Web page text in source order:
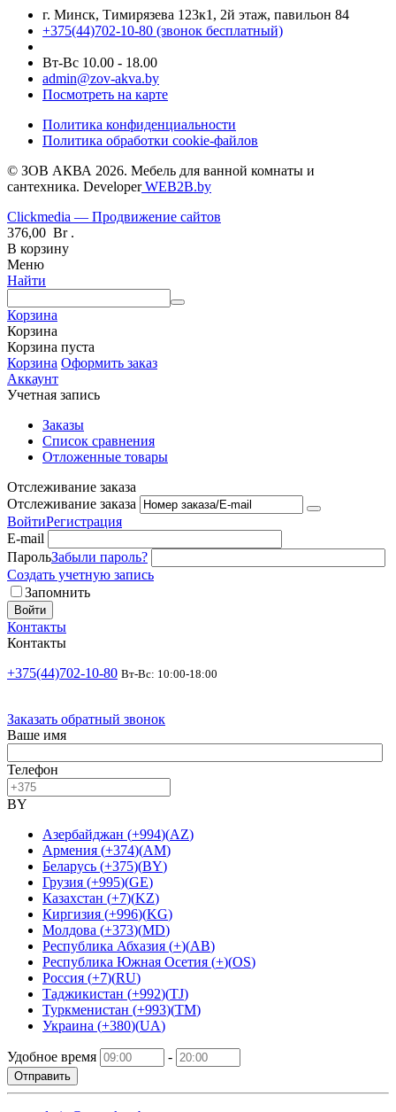
г. Минск, Тимирязева 123к1, 2й этаж, павильон 84
+375(44)702-10-80 (звонок бесплатный)
Вт-Вс 10.00 - 18.00
admin@zov-akva.by
Посмотреть на карте
Политика конфиденциальности
Политика обработки cookie-файлов
© ЗОВ АКВА 2026. Мебель для ванной комнаты и
сантехника. DeveloperWEB2B.by
Clickmedia — Продвижение сайтов
376,00 Br .
В корзину
Меню
Найти
Корзина
Корзина
Корзина пуста
Корзина Оформить заказ
Аккаунт
Учетная запись
Заказы
Список сравнения
Отложенные товары
Отслеживание заказа
Отслеживание заказа
ВойтиРегистрация
E-mail
ПарольЗабыли пароль?
Создать учетную запись
Запомнить
Войти
Контакты
Контакты
+375(44)702-10-80 Вт-Вс: 10:00-18:00
Заказать обратный звонок
Ваше имя
Телефон
BY
Азербайджан (+994)(AZ)
Армения (+374)(AM)
Беларусь (+375)(BY)
Грузия (+995)(GE)
Казахстан (+7)(KZ)
Киргизия (+996)(KG)
Молдова (+373)(MD)
Республика Абхазия (+)(AB)
Республика Южная Осетия (+)(OS)
Россия (+7)(RU)
Таджикистан (+992)(TJ)
Туркменистан (+993)(TM)
Украина (+380)(UA)
Удобное время -
Отправить